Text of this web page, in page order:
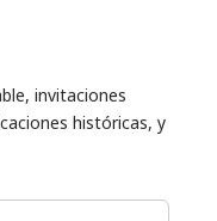
invitaciones
históricas, y